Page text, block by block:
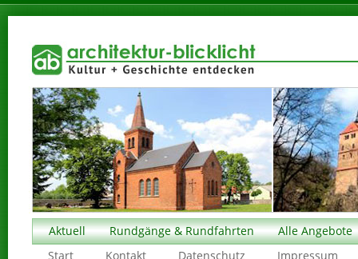
Aktuell Rundgänge & Rundfahrten
Alle Angebote
Start
Kontakt Datenschutz Impressum